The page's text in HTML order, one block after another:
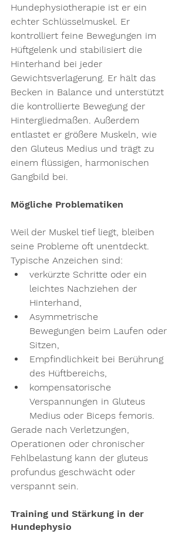
Hundephysiotherapie ist er ein
echter Schlüsselmuskel. Er
kontrolliert feine Bewegungen im
Hüftgelenk und stabilisiert die
Hinterhand bei jeder
Gewichtsverlagerung. Er hält das
Becken in Balance und unterstützt
die kontrollierte Bewegung der
Hintergliedmaßen. Außerdem
entlastet er größere Muskeln, wie
den Gluteus Medius und trägt zu
einem flüssigen, harmonischen
Gangbild bei.
Mögliche Problematiken
Weil der Muskel tief liegt, bleiben
seine Probleme oft unentdeckt.
Typische Anzeichen sind:
verkürzte Schritte oder ein
leichtes Nachziehen der
Hinterhand,
Asymmetrische
Bewegungen beim Laufen oder
Sitzen,
Empfindlichkeit bei Berührung
des Hüftbereichs,
kompensatorische
Verspannungen in Gluteus
Medius oder Biceps femoris.
Gerade nach Verletzungen,
Operationen oder chronischer
Fehlbelastung kann der gluteus
profundus geschwächt oder
verspannt sein.
Training und Stärkung in der
Hundephysio